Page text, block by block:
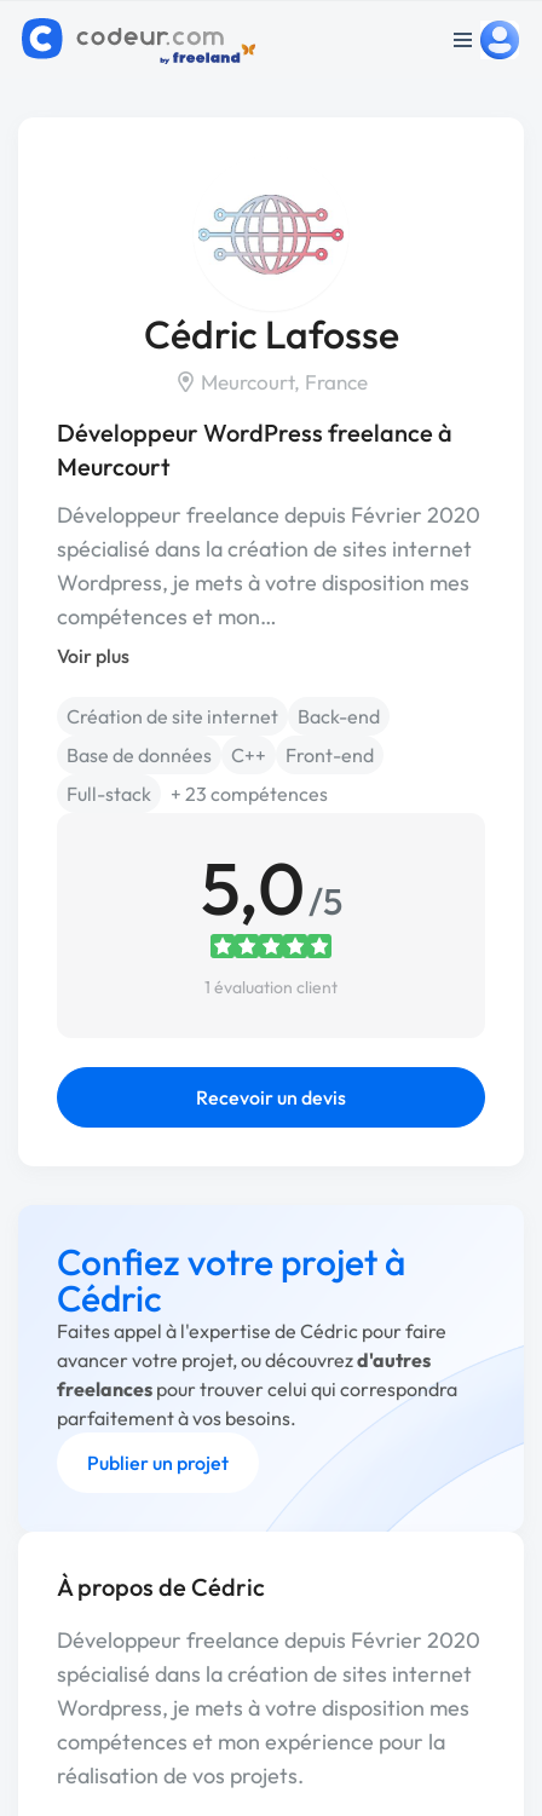
Cédric Lafosse
Meurcourt, France
Développeur WordPress freelance à
Meurcourt
Développeur freelance depuis Février 2020
spécialisé dans la création de sites internet
Wordpress, je mets à votre disposition mes
compétences et mon…
Voir plus
Création de site internet
Back-end
Base de données
C++
Front-end
Full-stack
+ 23 compétences
5,0/5
1 évaluation client
Recevoir un devis
Confiez votre projet à
Cédric
Faites appel à l'expertise de Cédric pour faire
avancer votre projet, ou découvrezd'autres
freelances pour trouver celui qui correspondra
parfaitement à vos besoins.
Publier un projet
À propos de Cédric
Développeur freelance depuis Février 2020
spécialisé dans la création de sites internet
Wordpress, je mets à votre disposition mes
compétences et mon expérience pour la
réalisation de vos projets.